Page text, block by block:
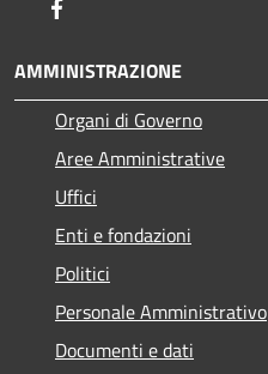
AMMINISTRAZIONE
Organi di Governo
Aree Amministrative
Uffici
Enti e fondazioni
Politici
Personale Amministrativo
Documenti e dati